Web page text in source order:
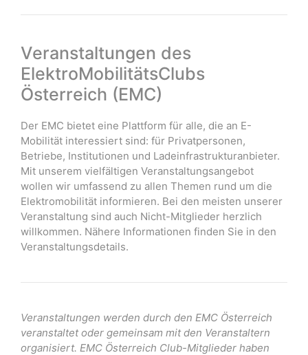
Veranstaltungen des
ElektroMobilitätsClubs
Österreich (EMC)
Der EMC bietet eine Plattform für alle, die an E-
Mobilität interessiert sind: für Privatpersonen,
Betriebe, Institutionen und Ladeinfrastrukturanbieter.
Mit unserem vielfältigen Veranstaltungsangebot
wollen wir umfassend zu allen Themen rund um die
Elektromobilität informieren. Bei den meisten unserer
Veranstaltung sind auch Nicht-Mitglieder herzlich
willkommen. Nähere Informationen finden Sie in den
Veranstaltungsdetails.
Veranstaltungen werden durch den EMC Österreich
veranstaltet oder gemeinsam mit den Veranstaltern
organisiert. EMC Österreich Club-Mitglieder haben